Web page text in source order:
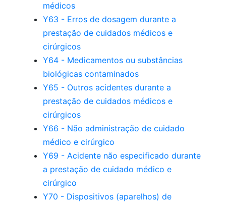
médicos
Y63 - Erros de dosagem durante a
prestação de cuidados médicos e
cirúrgicos
Y64 - Medicamentos ou substâncias
biológicas contaminados
Y65 - Outros acidentes durante a
prestação de cuidados médicos e
cirúrgicos
Y66 - Não administração de cuidado
médico e cirúrgico
Y69 - Acidente não especificado durante
a prestação de cuidado médico e
cirúrgico
Y70 - Dispositivos (aparelhos) de